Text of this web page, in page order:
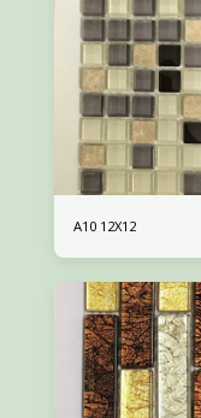
A10 12X12